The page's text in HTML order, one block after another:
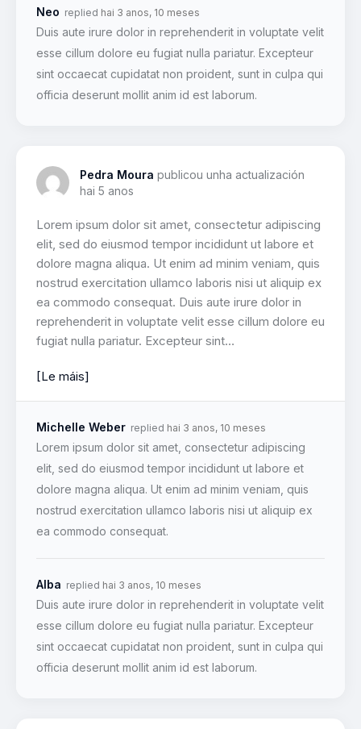
Neo replied hai 3 anos, 10 meses
Duis aute irure dolor in reprehenderit in voluptate velit
esse cillum dolore eu fugiat nulla pariatur. Excepteur
sint occaecat cupidatat non proident, sunt in culpa qui
officia deserunt mollit anim id est laborum.
Pedra Moura publicou unha actualización
hai 5 anos
Lorem ipsum dolor sit amet, consectetur adipiscing
elit, sed do eiusmod tempor incididunt ut labore et
dolore magna aliqua. Ut enim ad minim veniam, quis
nostrud exercitation ullamco laboris nisi ut aliquip ex
ea commodo consequat. Duis aute irure dolor in
reprehenderit in voluptate velit esse cillum dolore eu
fugiat nulla pariatur. Excepteur sint…
[Le máis]
Michelle Weber replied hai 3 anos, 10 meses
Lorem ipsum dolor sit amet, consectetur adipiscing
elit, sed do eiusmod tempor incididunt ut labore et
dolore magna aliqua. Ut enim ad minim veniam, quis
nostrud exercitation ullamco laboris nisi ut aliquip ex
ea commodo consequat.
Alba replied hai 3 anos, 10 meses
Duis aute irure dolor in reprehenderit in voluptate velit
esse cillum dolore eu fugiat nulla pariatur. Excepteur
sint occaecat cupidatat non proident, sunt in culpa qui
officia deserunt mollit anim id est laborum.